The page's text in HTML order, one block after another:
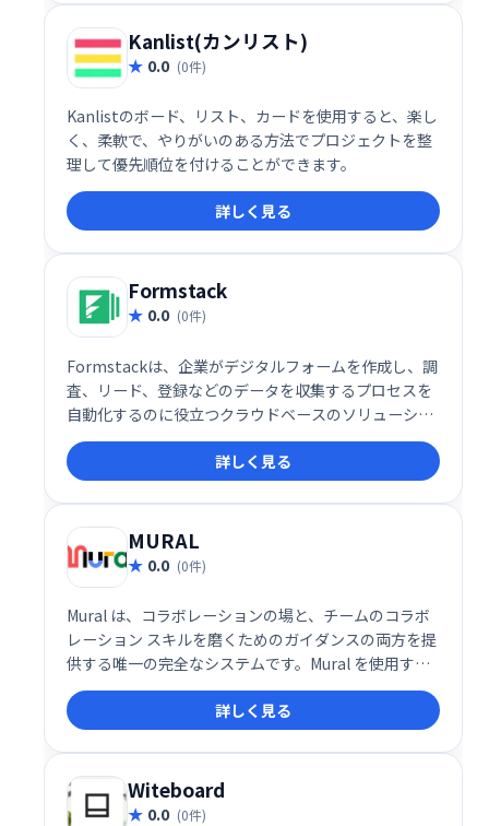
Kanlist(カンリスト)
0.0 (0件)
Kanlistのボード、リスト、カードを使用すると、楽し
く、柔軟で、やりがいのある方法でプロジェクトを整
理して優先順位を付けることができます。
詳しく見る
Formstack
0.0 (0件)
Formstackは、企業がデジタルフォームを作成し、調
査、リード、登録などのデータを収集するプロセスを
自動化するのに役立つクラウドベースのソリューショ
ンです。主な機能には、ルーティング、ファイルのア
ップロード、データの暗号化、割引コード、フォーム
分析などがあります。
詳しく見る
MURAL
0.0 (0件)
Mural は、コラボレーションの場と、チームのコラボ
レーション スキルを磨くためのガイダンスの両方を提
供する唯一の完全なシステムです。Mural を使用する
と、進歩が速くなり、アイデアが改善され、チームが
より幸せになり、一貫して優れた結果が得られます。
詳しく見る
Witeboard
0.0 (0件)